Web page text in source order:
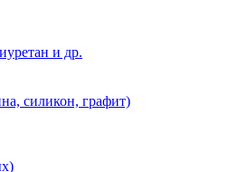
и др.
силикон, графит)